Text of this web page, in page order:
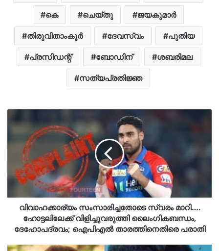
കെ ചെയ്തു ജയകുമാർ
തിരുവിതാംകൂര്‍ ദേവസ്വം പുതിയ
പ്രസിഡന്റ് ബോഡിന് ശബരിമല
സത്യപ്രതിജ്ഞ
വിവാഹക്കാര്യം സംസാരിച്ചതോടെ സ്വരം മാറി…..
ഹോട്ടലിലേക്ക് വിളിച്ചുവരുത്തി ലൈംഗികബന്ധം,
ദേഹോപദ്രവം; ഐപിഎല്‍ താരത്തിനെതിരെ പരാതി